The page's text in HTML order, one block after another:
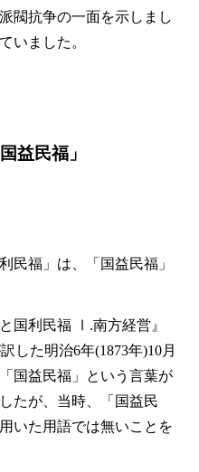
閥抗争の一面を示しまし
いました。
益民福」
民福」は、「国益民福」
国利民福 Ⅰ.南方経営』
した明治6年(1873年)10月
国益民福」という言葉が
たが、当時、「国益民
いた用語では無いことを